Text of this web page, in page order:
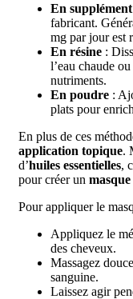
En supplément
fabricant.
mg par jour est
En résine :
l’eau chaude
nutriments.
En poudre :
plats pour
En plus de ces
application topique.
d’huiles essentielles,
pour créer un
Pour appliquer le
Appliquez le
des cheveux.
Massagez
sanguine.
Laissez agir